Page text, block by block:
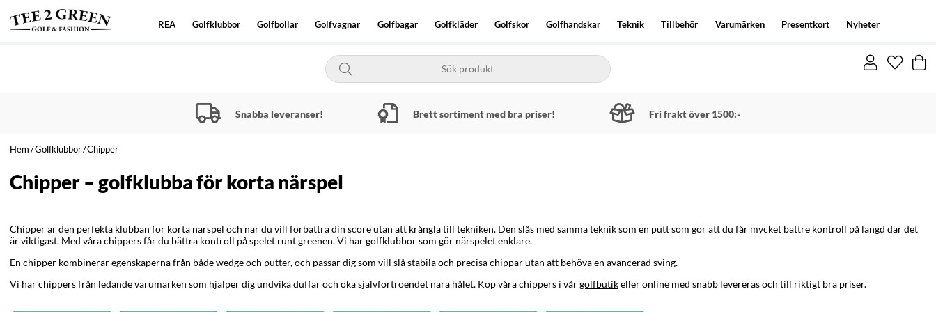
REA Golfklubbor Golfbollar Golfvagnar Golfbagar Golfkläder Golfskor Golfhandskar Teknik Tillbehör Varumärken Presentkort Nyheter
Snabba leveranser! Brett sortiment med bra priser! Fri frakt över 1500:-
Hem Golfklubbor Chipper
Chipper – golfklubba för korta närspel
Chipper är den perfekta klubban för korta närspel och när du vill förbättra din score utan att krångla till tekniken. Den slås med samma teknik som en putt som gör att du får mycket bättre kontroll på längd där det
är viktigast. Med våra chippers får du bättra kontroll på spelet runt greenen. Vi har golfklubbor som gör närspelet enklare.
En chipper kombinerar egenskaperna från både wedge och putter, och passar dig som vill slå stabila och precisa chippar utan att behöva en avancerad sving.
Vi har chippers från ledande varumärken som hjälper dig undvika duffar och öka självförtroendet nära hålet. Köp våra chippers i vårgolfbutikeller online med snabb levereras och till riktigt bra priser.